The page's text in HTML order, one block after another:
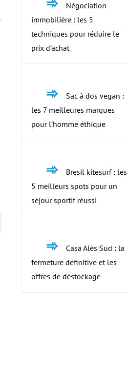
Négociation
immobilière : les 5
techniques pour réduire le
prix d’achat
Sac à dos vegan :
les 7 meilleures marques
pour l’homme éthique
Bresil kitesurf : les
5 meilleurs spots pour un
séjour sportif réussi
Casa Alès Sud : la
fermeture définitive et les
offres de déstockage